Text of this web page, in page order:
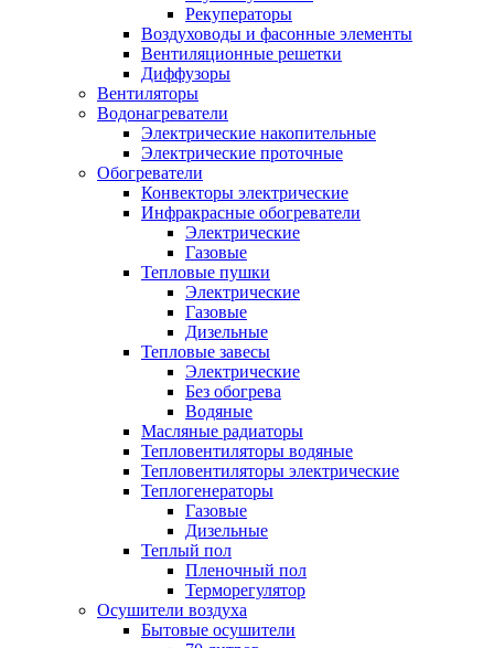
Рекуператоры
Воздуховоды и фасонные элементы
Вентиляционные решетки
Диффузоры
Вентиляторы
Водонагреватели
Электрические накопительные
Электрические проточные
Обогреватели
Конвекторы электрические
Инфракрасные обогреватели
Электрические
Газовые
Тепловые пушки
Электрические
Газовые
Дизельные
Тепловые завесы
Электрические
Без обогрева
Водяные
Масляные радиаторы
Тепловентиляторы водяные
Тепловентиляторы электрические
Теплогенераторы
Газовые
Дизельные
Теплый пол
Пленочный пол
Терморегулятор
Осушители воздуха
Бытовые осушители